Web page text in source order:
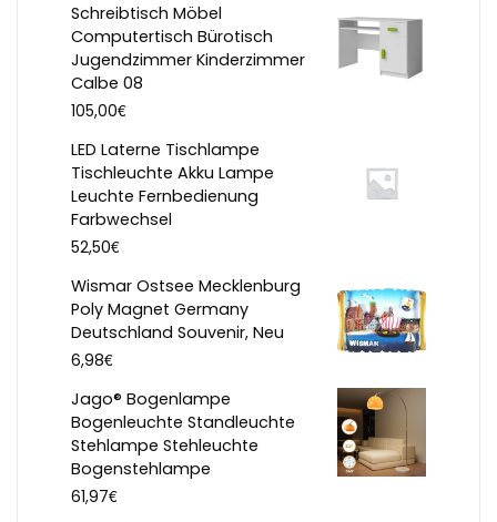
Schreibtisch Möbel
Computertisch Bürotisch
Jugendzimmer Kinderzimmer
Calbe 08
105,00€
LED Laterne Tischlampe
Tischleuchte Akku Lampe
Leuchte Fernbedienung
Farbwechsel
52,50€
Wismar Ostsee Mecklenburg
Poly Magnet Germany
Deutschland Souvenir, Neu
6,98€
Jago® Bogenlampe
Bogenleuchte Standleuchte
Stehlampe Stehleuchte
Bogenstehlampe
61,97€